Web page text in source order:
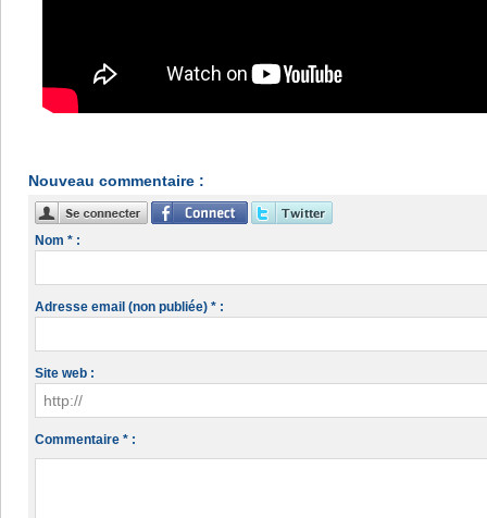
Nouveau commentaire :
Nom * :
Adresse email (non publiée) * :
Site web :
Commentaire * :